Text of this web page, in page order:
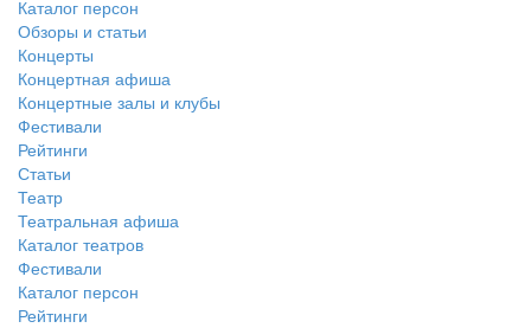
Каталог персон
Обзоры и статьи
Концерты
Концертная афиша
Концертные залы и клубы
Фестивали
Рейтинги
Статьи
Театр
Театральная афиша
Каталог театров
Фестивали
Каталог персон
Рейтинги